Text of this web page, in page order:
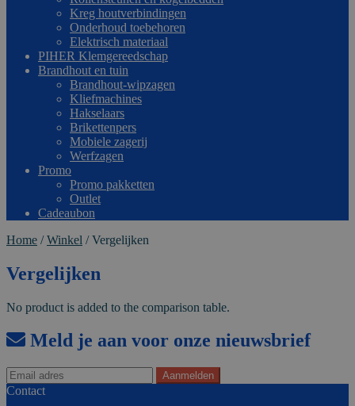
Kreg houtverbindingen
Onderhoud toebehoren
Elektrisch materiaal
PIHER Klemgereedschap
Brandhout en tuin
Brandhout-wipzagen
Kliefmachines
Hakselaars
Brikettenpers
Mobiele zagerij
Werfzagen
Promo
Promo pakketten
Outlet
Cadeaubon
Home /Winkel /Vergelijken
Vergelijken
No product is added to the comparison table.
Meld je aan voor onze nieuwsbrief
Contact